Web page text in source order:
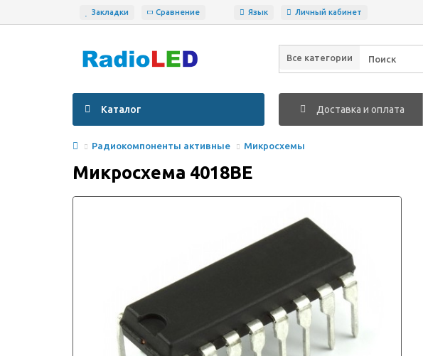
Закладки Сравнение Язык Личный кабинет
Все категории
Каталог Доставка и оплата
Радиокомпоненты активные Микросхемы
Микросхема 4018BE